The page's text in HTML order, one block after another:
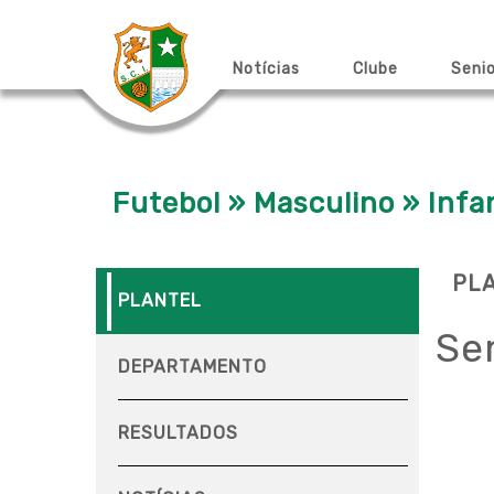
Notícias Clube
Futebol » Masculino »
PLANTEL
DEPARTAMENTO
RESULTADOS